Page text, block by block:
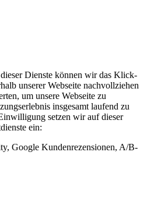
Dienste können wir das Klick-
unserer Webseite nachvollziehen
um unsere Webseite zu
insgesamt laufend zu
setzen wir auf dieser
ein:
Google Kundenrezensionen, A/B-